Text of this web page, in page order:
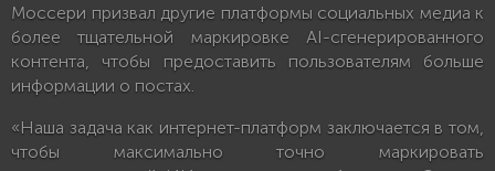
Моссери призвал другие платформы социальных медиа к
более тщательной маркировке AI-сгенерированного
контента, чтобы предоставить пользователям больше
информации о постах.
«Наша задача как интернет-платформ заключается в том,
чтобы максимально точно маркировать